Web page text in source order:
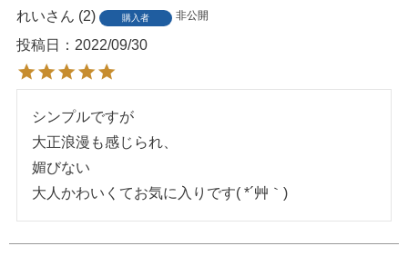
れい 2 購入者 非公開
投稿日 2022/09/30
シンプルですが
大正浪漫も感じられ、
媚びない
大人かわいくてお気に入りです( *´艸｀)